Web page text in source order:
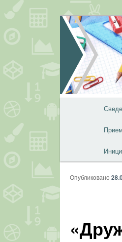
Перейти
к
основному
содержимому
Опубликовано